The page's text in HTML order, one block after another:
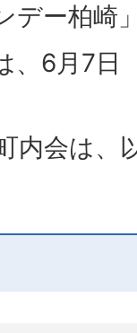
デー柏崎
、6月7日
内会は、